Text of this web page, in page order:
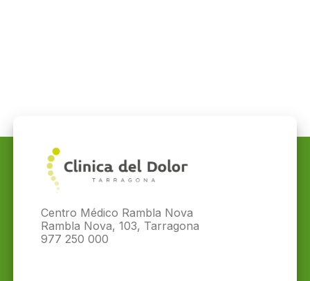
Centro Médico Rambla Nova
Rambla Nova, 103, Tarragona
977 250 000